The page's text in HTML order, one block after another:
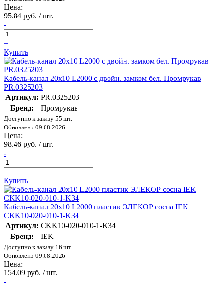
Цена:
95.84 руб. / шт.
-
+
Купить
Кабель-канал 20х10 L2000 с двойн. замком бел. Промрукав
PR.0325203
Артикул: PR.0325203
Бренд:
Промрукав
Доступно к заказу 55 шт.
Обновлено 09.08.2026
Цена:
98.46 руб. / шт.
-
+
Купить
Кабель-канал 20х10 L2000 пластик ЭЛЕКОР сосна IEK
CKK10-020-010-1-K34
Артикул: CKK10-020-010-1-K34
Бренд:
IEK
Доступно к заказу 16 шт.
Обновлено 09.08.2026
Цена:
154.09 руб. / шт.
-